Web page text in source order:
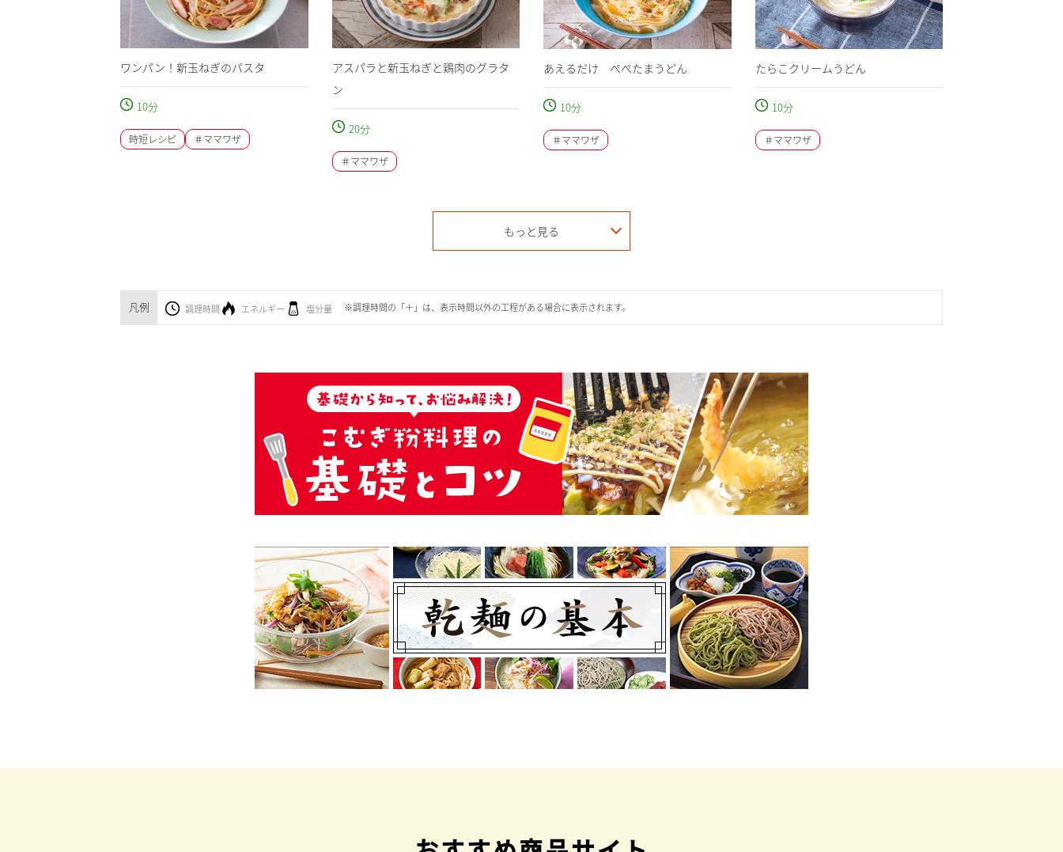
ワンパン！新玉ねぎのパスタ
10分
時短レシピ ＃ママワザ
アスパラと新玉ねぎと鶏肉のグラタ
ン
20分
＃ママワザ
あえるだけ ぺぺたまうどん
10分
＃ママワザ
たらこクリームうどん
10分
＃ママワザ
もっと見る
凡例 調理時間 エネルギー 塩分量 ※調理時間の「＋」は、表示時間以外の工程がある場合に表示されます。